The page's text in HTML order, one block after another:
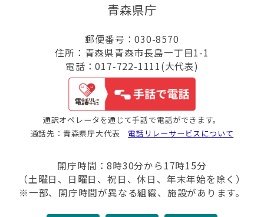
青森県庁
郵便番号：030-8570
住所：青森県青森市長島一丁目1-1
電話：017-722-1111(大代表)
通訳オペレータを通じて手話で電話ができます。
通話先：青森県庁大代表 電話リレーサービスについて
開庁時間：8時30分から17時15分
（土曜日、日曜日、祝日、休日、年末年始を除く）
※一部、開庁時間が異なる組織、施設があります。